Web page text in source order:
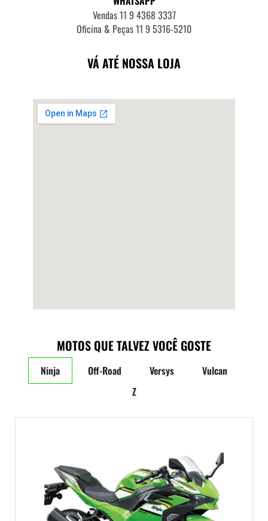
Vendas 11 9 4368 3337
Oficina & Peças 11 9 5316-5210
VÁ ATÉ NOSSA LOJA
MOTOS QUE TALVEZ VOCÊ GOSTE
Ninja Off-Road Versys
Vulcan
Z